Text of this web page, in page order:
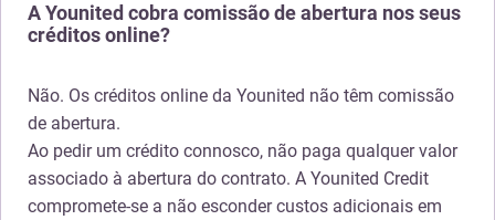
A Younited cobra comissão de abertura nos seus
créditos online?
Não. Os créditos online da Younited não têm comissão
de abertura.
Ao pedir um crédito connosco, não paga qualquer valor
associado à abertura do contrato. A Younited Credit
compromete-se a não esconder custos adicionais em